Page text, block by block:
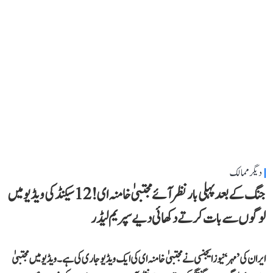
دیگر ممالک
جنگ کے بعد پہلی بار نظر آئے مجتبیٰ خامنہ ای! 12 سیکنڈ کی ویڈیو میں
لوگوں سے بات کرتے دکھائی دیے سپریم لیڈر
ایران کی ’مہر‘ نیوز ایجنسی نے مجتبیٰ خامنہ ای کی ایک ویڈیو جاری کی ہے۔ ویڈیو میں مجتبیٰ